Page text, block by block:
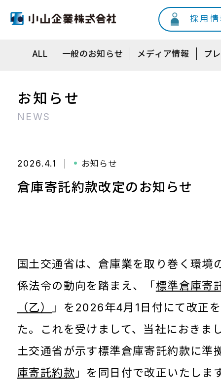
採用
お知らせ
NEWS
ALL 一般のお知らせ メディア情報 プ
2026.4.1 お知らせ
倉庫寄託約款改定のお知らせ
国土交通省は、倉庫業を取り巻く環境
係法令の動向を踏まえ、「標準倉庫寄
（乙）
」を2026年4月1日付にて改正
た。これを受けまして、当社におきま
土交通省が示す標準倉庫寄託約款に準
庫寄託約款 」を同日付で改正いたしま